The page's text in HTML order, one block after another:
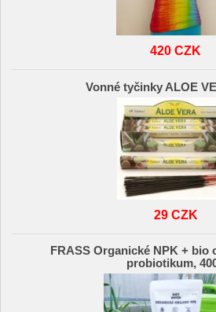
420 CZK
Vonné tyčinky ALOE
29 CZK
FRASS Organické NPK + bio
probiotikum,